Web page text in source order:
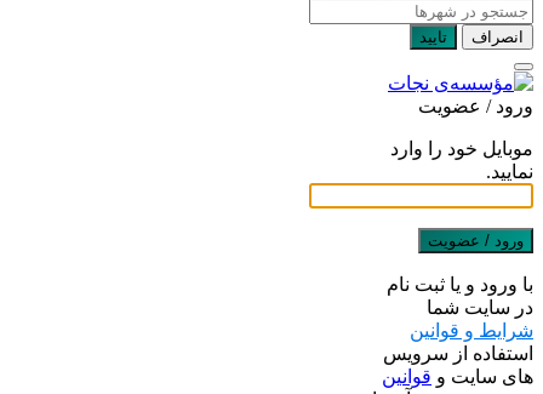
انصراف تایید
ورود / عضویت
موبایل خود را وارد
نمایید.
ورود / عضویت
با ورود و یا ثبت نام
در سایت شما
شرایط و قوانین
استفاده از سرویس
های سایت و قوانین